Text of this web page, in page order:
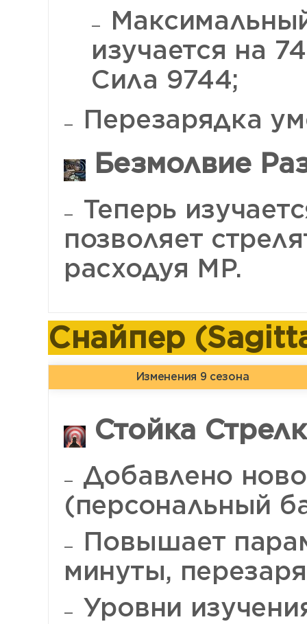
изучается на
Сила 9744;
Перезарядка
Безмолвие
Теперь
позволяет
расходуя MP.
Снайпер
Изменения 9 сезона
Стойка
Добавлено
(персональный
Повышает
минуты,
Уровни